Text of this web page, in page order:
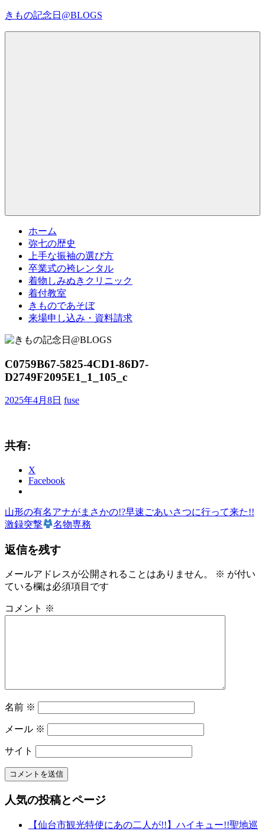
コ
きもの記念日@BLOGS
す。
ホーム
弥七の歴史
上手な振袖の選び方
卒業式の袴レンタル
着物しみぬきクリニック
着付教室
きものであそぼ
来場申し込み・資料請求
C0759B67-5825-4CD1-86D7-
D2749F2095E1_1_105_c
2025年4月8日 fuse
共有:
X
Facebook
投
稿
ナ
ビ
ゲ
ー
前
の
事:
山形の有名アナがまさかの!?早速ごあいさつに行って来た!!
激録突撃
名物専務
返信を残す
メールアドレスが公開されることはありません。 ※ が付い
ている欄は必須項目です
コメント ※
名前 ※
メール ※
サイト
人気の投稿とページ
【仙台市観光特使にあの二人が!!】ハイキュー!!聖地巡